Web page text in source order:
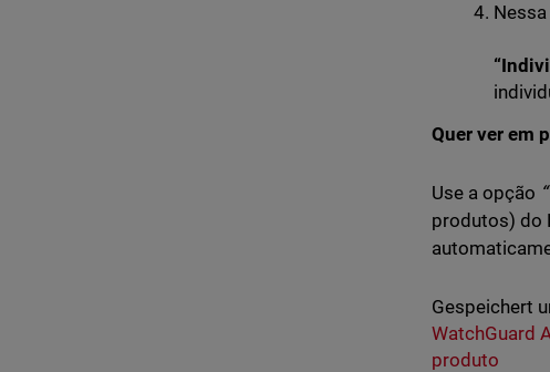
Quer ver em
Use a opção
produtos) do
Gespeichert
WatchGuard
produto